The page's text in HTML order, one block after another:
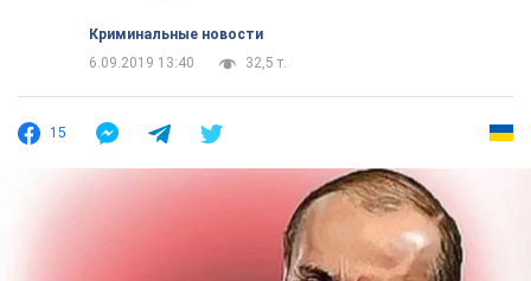
Криминальные новости
6.09.2019 13:40
32,5 т.
15